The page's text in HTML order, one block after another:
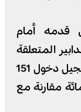
قدمه أمام
المتعلقة
بعملية عبور “مرحبا 2025″، أنه تم تسجيل دخول 151
بلغت 3,56 في المائة مقارنة مع